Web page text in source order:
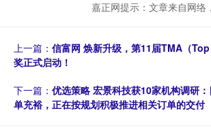
嘉正网提示：文章来自网络
上一篇： 信富网 焕新升级，第11届TMA（
奖正式启动！
下一篇： 优选策略 宏景科技获10家机构调研
单充裕，正在按规划积极推进相关订单的交付